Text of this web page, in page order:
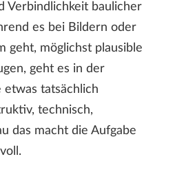
Verbindlichkeit baulicher
es bei Bildern oder
geht, möglichst plausible
geht es in der
etwas tatsächlich
technisch,
das macht die Aufgabe